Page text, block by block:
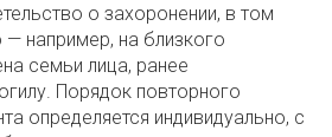
о захоронении, в том
— например, на близкого
семьи лица, ранее
Порядок повторного
определяется индивидуально, с